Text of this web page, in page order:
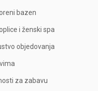
bazen
i ženski spa
objedovanja
za zabavu